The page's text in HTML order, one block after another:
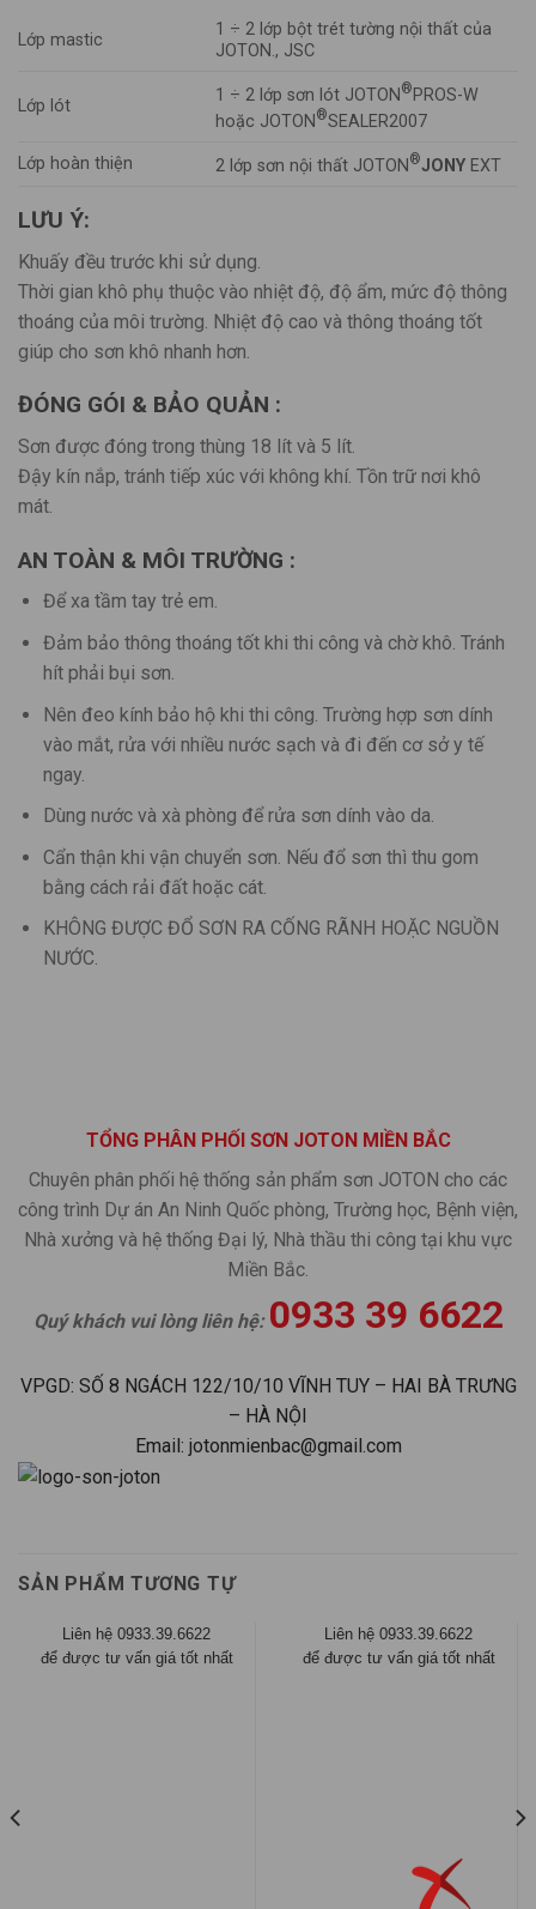
Lớp mastic
1 ÷ 2 lớp bột trét tường nội thất của
JOTON., JSC
Lớp lót
1 ÷ 2 lớp sơn lót JOTON ® PROS-W
hoặc JOTON ®SEALER2007
Lớp hoàn thiện 2 lớp sơn nội thất JOTON ®JONY EXT
LƯU Ý:
Khuấy đều trước khi sử dụng.
Thời gian khô phụ thuộc vào nhiệt độ, độ ẩm, mức độ thông
thoáng của môi trường. Nhiệt độ cao và thông thoáng tốt
giúp cho sơn khô nhanh hơn.
ĐÓNG GÓI & BẢO QUẢN :
Sơn được đóng trong thùng 18 lít và 5 lít.
Đậy kín nắp, tránh tiếp xúc với không khí. Tồn trữ nơi khô
mát.
AN TOÀN & MÔI TRƯỜNG :
Để xa tầm tay trẻ em.
Đảm bảo thông thoáng tốt khi thi công và chờ khô. Tránh
hít phải bụi sơn.
Nên đeo kính bảo hộ khi thi công. Trường hợp sơn dính
vào mắt, rửa với nhiều nước sạch và đi đến cơ sở y tế
ngay.
Dùng nước và xà phòng để rửa sơn dính vào da.
Cẩn thận khi vận chuyển sơn. Nếu đổ sơn thì thu gom
bằng cách rải đất hoặc cát.
KHÔNG ĐƯỢC ĐỔ SƠN RA CỐNG RÃNH HOẶC NGUỒN
NƯỚC.
TỔNG PHÂN PHỐI SƠN JOTON MIỀN BẮC
Chuyên phân phối hệ thống sản phẩm sơn JOTON cho các
công trình Dự án An Ninh Quốc phòng, Trường học, Bệnh viện,
Nhà xưởng và hệ thống Đại lý, Nhà thầu thi công tại khu vực
Miền Bắc.
Quý khách vui lòng liên hệ: 0933 39 6622
VPGD: SỐ 8 NGÁCH 122/10/10 VĨNH TUY – HAI BÀ TRƯNG
– HÀ NỘI
Email: jotonmienbac@gmail.com
SẢN PHẨM TƯƠNG TỰ
Liên hệ 0933.39.6622
để được tư vấn giá tốt nhất
Liên hệ 0933.39.6622
để được tư vấn giá tốt nhất